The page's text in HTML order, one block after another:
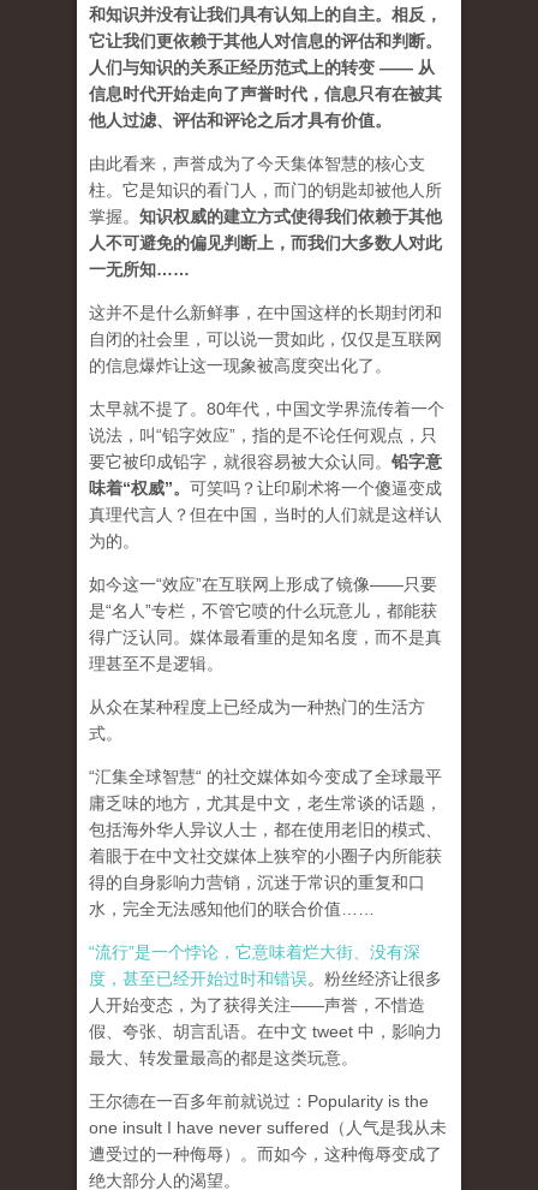
和知识并没有让我们具有认知上的自主。相反，
它让我们更依赖于其他人对信息的评估和判断。
人们与知识的关系正经历范式上的转变 —— 从
信息时代开始走向了声誉时代，信息只有在被其
他人过滤、评估和评论之后才具有价值。
由此看来，声誉成为了今天集体智慧的核心支
柱。它是知识的看门人，而门的钥匙却被他人所
掌握。 知识权威的建立方式使得我们依赖于其他
人不可避免的偏见判断上，而我们大多数人对此
一无所知……
这并不是什么新鲜事，在中国这样的长期封闭和
自闭的社会里，可以说一贯如此，仅仅是互联网
的信息爆炸让这一现象被高度突出化了。
太早就不提了。80年代，中国文学界流传着一个
说法，叫“铅字效应”，指的是不论任何观点，只
要它被印成铅字，就很容易被大众认同。 铅字意
味着“权威”。 可笑吗？让印刷术将一个傻逼变成
真理代言人？但在中国，当时的人们就是这样认
为的。
如今这一“效应”在互联网上形成了镜像——只要
是“名人”专栏，不管它喷的什么玩意儿，都能获
得广泛认同。媒体最看重的是知名度，而不是真
理甚至不是逻辑。
从众在某种程度上已经成为一种热门的生活方
式。
“汇集全球智慧“ 的社交媒体如今变成了全球最平
庸乏味的地方，尤其是中文，老生常谈的话题，
包括海外华人异议人士，都在使用老旧的模式、
着眼于在中文社交媒体上狭窄的小圈子内所能获
得的自身影响力营销，沉迷于常识的重复和口
水，完全无法感知他们的联合价值……
“流行”是一个悖论，它意味着烂大街、没有深
度，甚至已经开始过时和错误。粉丝经济让很多
人开始变态，为了获得关注——声誉，不惜造
假、夸张、胡言乱语。在中文 tweet 中，影响力
最大、转发量最高的都是这类玩意。
王尔德在一百多年前就说过：Popularity is the
one insult I have never suffered（人气是我从未
遭受过的一种侮辱）。而如今，这种侮辱变成了
绝大部分人的渴望。